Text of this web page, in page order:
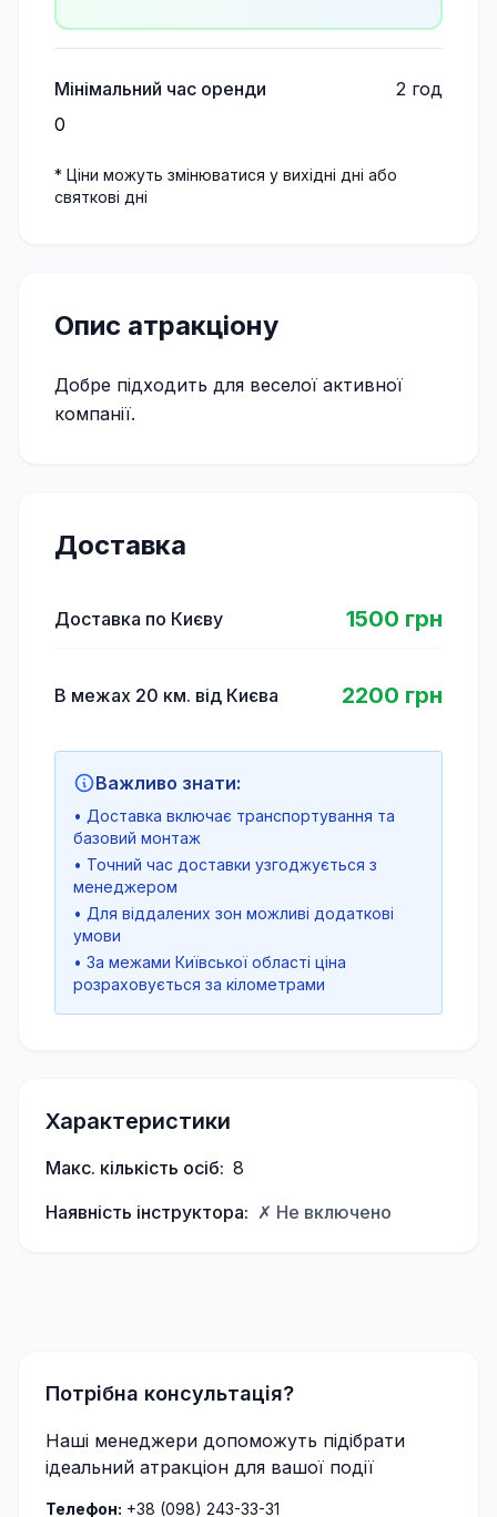
Мінімальний час оренди 2 год
0
* Ціни можуть змінюватися у вихідні дні або
святкові дні
Опис атракціону
Добре підходить для веселої активної
компанії.
Доставка
Доставка по Києву 1500 грн
В межах 20 км. від Києва 2200 грн
Важливо знати:
• Доставка включає транспортування та
базовий монтаж
• Точний час доставки узгоджується з
менеджером
• Для віддалених зон можливі додаткові
умови
• За межами Київської області ціна
розраховується за кілометрами
Характеристики
Макс. кількість осіб: 8
Наявність інструктора: ✗ Не включено
Потрібна консультація?
Наші менеджери допоможуть підібрати
ідеальний атракціон для вашої події
Телефон: +38 (098) 243-33-31